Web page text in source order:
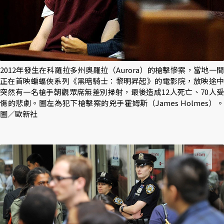
2012年發生在科羅拉多州奧羅拉（Aurora）的槍擊慘案，當地一間
正在首映蝙蝠俠系列《黑暗騎士：黎明昇起》的電影院，放映途中
突然有一名槍手朝觀眾席無差別掃射，最後造成12人死亡、70人受
傷的悲劇。圖左為犯下槍擊案的兇手霍姆斯（James Holmes）。
圖／歐新社